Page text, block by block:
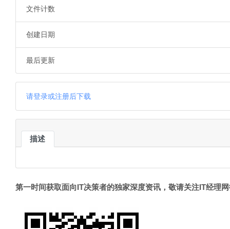
文件计数
创建日期
最后更新
请登录或注册后下载
描述
第一时间获取面向IT决策者的独家深度资讯，敬请关注IT经理